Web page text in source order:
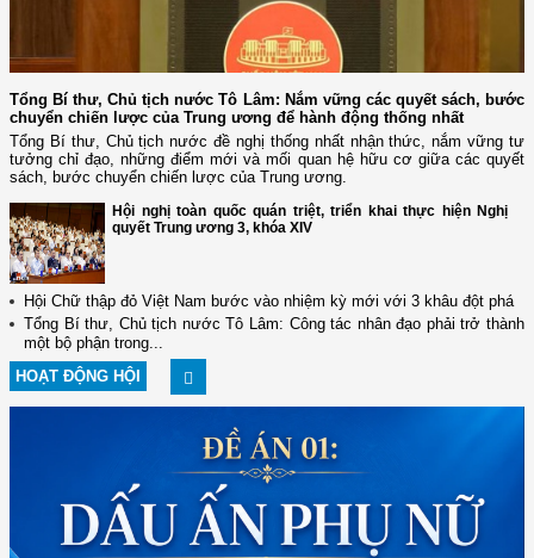
Tổng Bí thư, Chủ tịch nước Tô Lâm: Nắm vững các quyết sách, bước
chuyển chiến lược của Trung ương để hành động thống nhất
Tổng Bí thư, Chủ tịch nước đề nghị thống nhất nhận thức, nắm vững tư
tưởng chỉ đạo, những điểm mới và mối quan hệ hữu cơ giữa các quyết
sách, bước chuyển chiến lược của Trung ương.
Hội nghị toàn quốc quán triệt, triển khai thực hiện Nghị
quyết Trung ương 3, khóa XIV
Hội Chữ thập đỏ Việt Nam bước vào nhiệm kỳ mới với 3 khâu đột phá
Tổng Bí thư, Chủ tịch nước Tô Lâm: Công tác nhân đạo phải trở thành
một bộ phận trong...
HOẠT ĐỘNG HỘI